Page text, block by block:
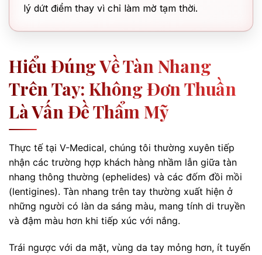
lý dứt điểm thay vì chỉ làm mờ tạm thời.
Hiểu Đúng Về Tàn Nhang
Trên Tay: Không Đơn Thuần
Là Vấn Đề Thẩm Mỹ
Thực tế tại V-Medical, chúng tôi thường xuyên tiếp
nhận các trường hợp khách hàng nhầm lẫn giữa tàn
nhang thông thường (ephelides) và các đốm đồi mồi
(lentigines). Tàn nhang trên tay thường xuất hiện ở
những người có làn da sáng màu, mang tính di truyền
và đậm màu hơn khi tiếp xúc với nắng.
Trái ngược với da mặt, vùng da tay mỏng hơn, ít tuyến